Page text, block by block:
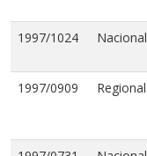
1997/1024 Nacional
1997/0909 Regional